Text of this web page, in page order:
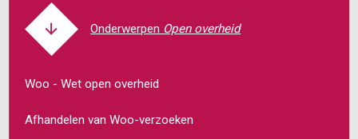
Open overheid
Woo - Wet open overheid
Afhandelen van Woo-verzoeken